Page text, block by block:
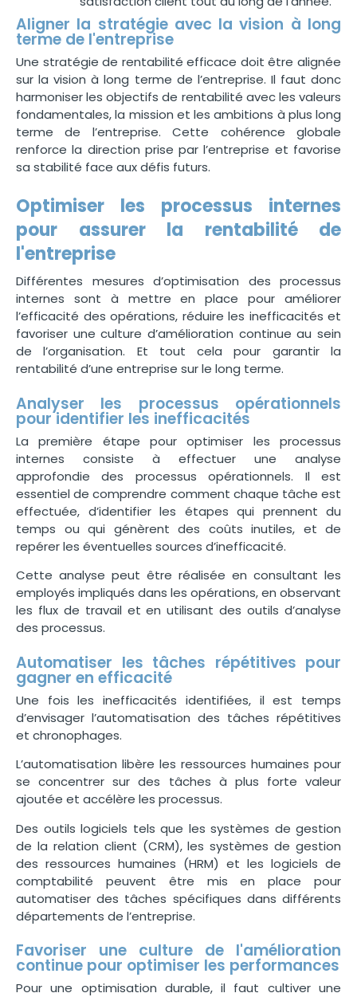
Aligner la stratégie avec la vision à long
terme de l'entreprise
Une stratégie de rentabilité efficace doit être alignée
sur la vision à long terme de l’entreprise. Il faut donc
harmoniser les objectifs de rentabilité avec les valeurs
fondamentales, la mission et les ambitions à plus long
terme de l’entreprise. Cette cohérence globale
renforce la direction prise par l’entreprise et favorise
sa stabilité face aux défis futurs.
Optimiser les processus internes
pour assurer la rentabilité de
l'entreprise
Différentes mesures d’optimisation des processus
internes sont à mettre en place pour améliorer
l’efficacité des opérations, réduire les inefficacités et
favoriser une culture d’amélioration continue au sein
de l’organisation. Et tout cela pour garantir la
rentabilité d’une entreprise sur le long terme.
Analyser les processus opérationnels
pour identifier les inefficacités
La première étape pour optimiser les processus
internes consiste à effectuer une analyse
approfondie des processus opérationnels. Il est
essentiel de comprendre comment chaque tâche est
effectuée, d’identifier les étapes qui prennent du
temps ou qui génèrent des coûts inutiles, et de
repérer les éventuelles sources d’inefficacité.
Cette analyse peut être réalisée en consultant les
employés impliqués dans les opérations, en observant
les flux de travail et en utilisant des outils d’analyse
des processus.
Automatiser les tâches répétitives pour
gagner en efficacité
Une fois les inefficacités identifiées, il est temps
d’envisager l’automatisation des tâches répétitives
et chronophages.
L’automatisation libère les ressources humaines pour
se concentrer sur des tâches à plus forte valeur
ajoutée et accélère les processus.
Des outils logiciels tels que les systèmes de gestion
de la relation client (CRM), les systèmes de gestion
des ressources humaines (HRM) et les logiciels de
comptabilité peuvent être mis en place pour
automatiser des tâches spécifiques dans différents
départements de l’entreprise.
Favoriser une culture de l'amélioration
continue pour optimiser les performances
Pour une optimisation durable, il faut cultiver une